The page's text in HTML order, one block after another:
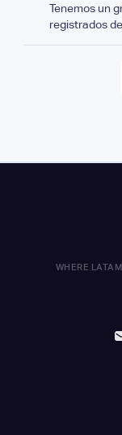
Tenemos un
registrados
WHERE